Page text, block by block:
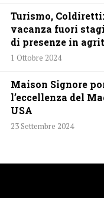
Turismo,
vacanza fuori
di presenze in
1 Ottobre 2024
Maison Signore
l’eccellenza del
USA
23 Settembre 2024